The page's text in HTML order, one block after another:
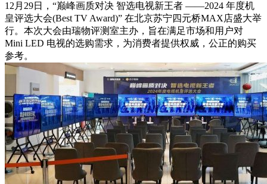
12月29日，“巅峰画质对决 智选电视新王者 ——2024 年度机
皇评选大会(Best TV Award)” 在北京苏宁四元桥MAX店盛大举
行。本次大会由瑞物评测室主办，旨在满足市场和用户对
Mini LED 电视的选购需求，为消费者提供权威，公正的购买
参考。